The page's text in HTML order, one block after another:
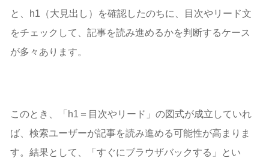
と、h1（大見出し）を確認したのちに、目次やリード文
をチェックして、記事を読み進めるかを判断するケース
が多々あります。
このとき、「h1＝目次やリード」の図式が成立していれ
ば、検索ユーザーが記事を読み進める可能性が高まりま
す。結果として、「すぐにブラウザバックする」とい